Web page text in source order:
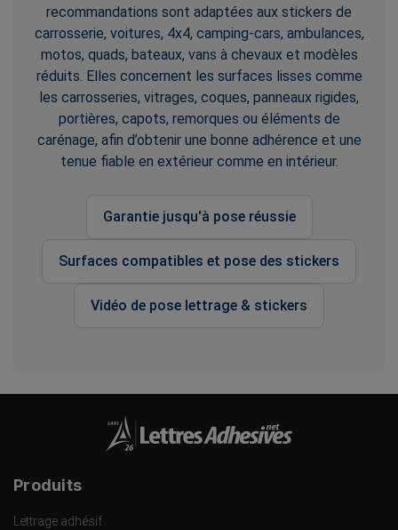
recommandations sont adaptées aux stickers de
carrosserie, voitures, 4x4, camping-cars, ambulances,
motos, quads, bateaux, vans à chevaux et modèles
réduits. Elles concernent les surfaces lisses comme
les carrosseries, vitrages, coques, panneaux rigides,
portières, capots, remorques ou éléments de
carénage, afin d’obtenir une bonne adhérence et une
tenue fiable en extérieur comme en intérieur.
Garantie jusqu'à pose réussie
Surfaces compatibles et pose des stickers
Vidéo de pose lettrage & stickers
Produits
Lettrage adhésif